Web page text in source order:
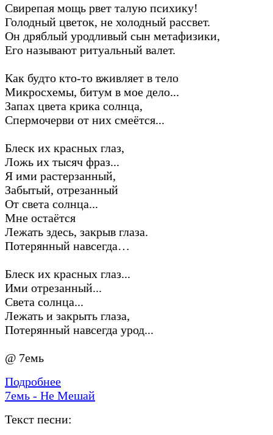
Свирепая мощь рвет талую психику!
Голодный цветок, не холодный рассвет.
Он дряблый уродливый сын метафизики,
Его называют ритуальный валет.
Как будто кто-то вживляет в тело
Микросхемы, битум в мое дело...
Запах цвета крика солнца,
Спермочерви от них смеётся...
Блеск их красных глаз,
Ложь их тысяч фраз...
Я ими растерзанный,
Забытый, отрезанный
От света солнца...
Мне остаётся
Лежать здесь, закрыв глаза.
Потерянный навсегда…
Блеск их красных глаз...
Ими отрезанный...
Света солнца...
Лежать и закрыть глаза,
Потерянный навсегда урод...
@ 7емь
Подробнее
7емь - Не Мешай
Текст песни: